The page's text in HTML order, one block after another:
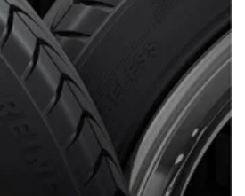
Mọi chi tiết xin liên hệ:TRUNG TÂM NỘI
THẤT Ô TÔ BÌNH HUY HOÀNG – Xưởng